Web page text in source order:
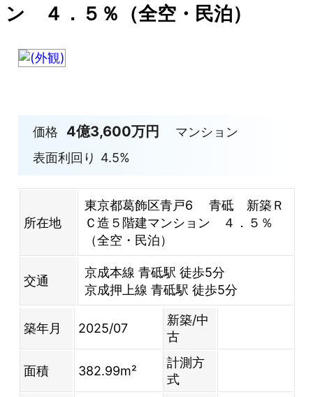
ン ４．５％（全空・民泊）
価格 4億3,600万円
マンション
表面利回り 4.5%
所在地
東京都葛飾区青戸6 青砥 新築Ｒ
Ｃ造５階建マンション ４．５％
（全空・民泊）
交通
京成本線 青砥駅 徒歩5分
京成押上線 青砥駅 徒歩5分
築年月 2025/07
新築/中
古
面積 382.99m²
計測方
式